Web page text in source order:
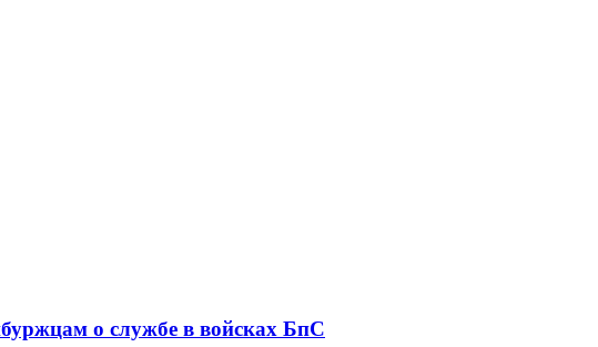
о службе в войсках БпС